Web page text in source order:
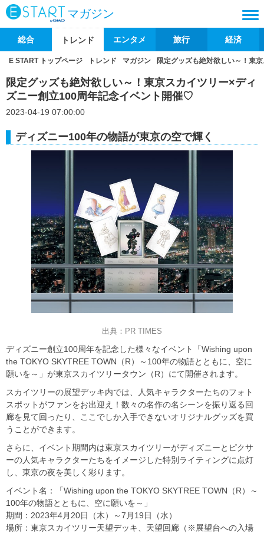
マガジン
総合 トレンド エンタメ 旅行 経済
E START トップページ トレンド マガジン 限定グッズも絶対欲しい～！東
限定グッズも絶対欲しい～！東京スカイツリー×ディ
ズニー創立100周年記念イベント開催♡
2023-04-19 07:00:00
ディズニー100年の物語が東京の空で輝く
出典：PR TIMES
ディズニー創立100周年を記念した様々なイベント「Wishing upon
the TOKYO SKYTREE TOWN（R）～100年の物語とともに、空に
願いを～」が東京スカイツリータウン（R）にて開催されます。
スカイツリーの展望デッキ内では、人気キャラクターたちのフォト
スポットがファンをお出迎え！数々の名作の名シーンを振り返る回
廊を見て回ったり、ここでしか入手できないオリジナルグッズを買
うことができます。
さらに、イベント期間内は東京スカイツリーがディズニーとピクサ
ーの人気キャラクターたちをイメージした特別ライティングに点灯
し、東京の夜を美しく彩ります。
イベント名：「Wishing upon the TOKYO SKYTREE TOWN（R）～
100年の物語とともに、空に願いを～」
期間：2023年4月20日（木）～7月19日（水）
場所：東京スカイツリー天望デッキ、天望回廊（※展望台への入場